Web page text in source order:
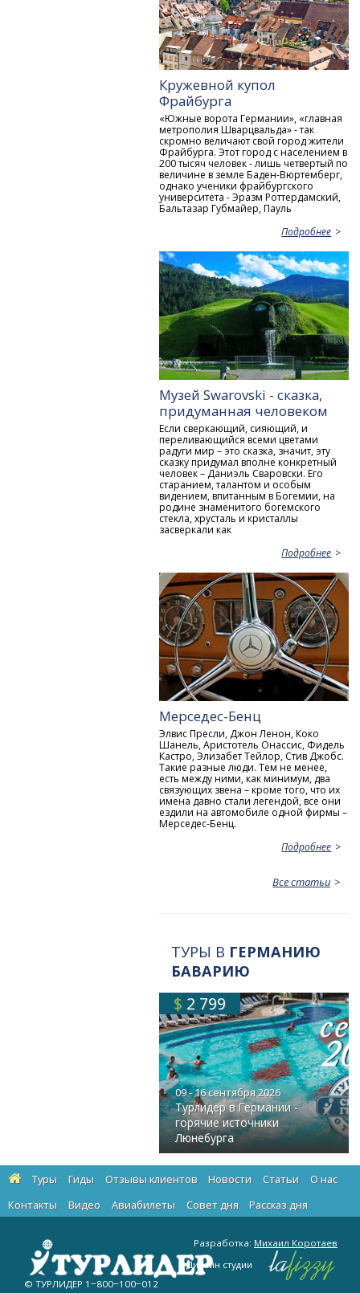
Кружевной купол
Фрайбурга
«Южные ворота Германии», «главная
метрополия Шварцвальда» - так
скромно величают свой город жители
Фрайбурга. Этот город с населением в
200 тысяч человек - лишь четвертый по
величине в земле Баден-Вюртемберг,
однако ученики фрайбургского
университета - Эразм Роттердамский,
Бальтазар Губмайер, Пауль
Подробнее
Музей Swarovski - сказка,
придуманная человеком
Если сверкающий, сияющий, и
переливающийся всеми цветами
радуги мир – это сказка, значит, эту
сказку придумал вполне конкретный
человек – Даниэль Сваровски. Его
старанием, талантом и особым
видением, впитанным в Богемии, на
родине знаменитого богемского
стекла, хрусталь и кристаллы
засверкали как
Подробнее
Мерседес-Бенц
Элвис Пресли, Джон Ленон, Коко
Шанель, Аристотель Онассис, Фидель
Кастро, Элизабет Тейлор, Стив Джобс.
Такие разные люди. Тем не менее,
есть между ними, как минимум, два
связующих звена – кроме того, что их
имена давно стали легендой, все они
ездили на автомобиле одной фирмы –
Мерседес-Бенц.
Подробнее
Все статьи
ТУРЫ В ГЕРМАНИЮ
БАВАРИЮ
$ 2 799
09 - 16 сентября 2026
Турлидер в Германии -
горячие источники
Люнебурга
Туры Гиды Отзывы клиентов Новости Статьи
О нас
Контакты
Видео Авиабилеты Cовет дня Рассказ дня
© ТУРЛИДЕР 1−800−100−012
Разработка: Михаил Коротаев
Дизайн студии